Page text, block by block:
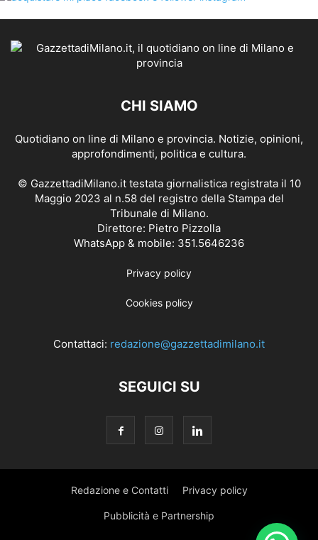
CHI SIAMO
Quotidiano on line di Milano e provincia. Notizie, opinioni,
approfondimenti, politica e cultura.
© GazzettadiMilano.it testata giornalistica registrata il 10
Maggio 2023 al n.58 del registro della Stampa del
Tribunale di Milano.
Direttore: Pietro Pizzolla
WhatsApp & mobile: 351.5646236
Privacy policy
Cookies policy
Contattaci: redazione@gazzettadimilano.it
SEGUICI SU
Redazione e Contatti Privacy policy
Pubblicità e Partnership